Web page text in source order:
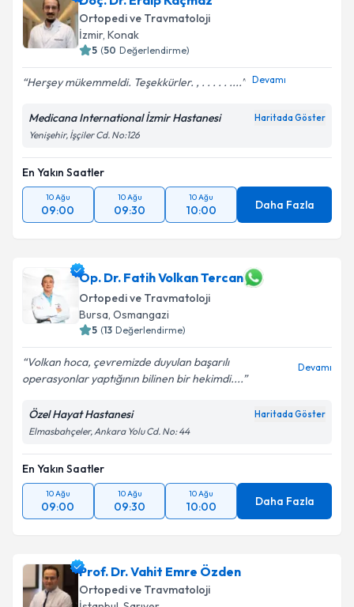
Doç. Dr. Eralp Kaçmaz
Ortopedi ve Travmatoloji
İzmir,Konak
( Değerlendirme)
Herşey mükemmeldi. Teşekkürler. , . . . . . ....
Medicana International İzmir Hastanesi
Yenişehir, İşçiler Cd. No:126
En Yakın Saatler
10 Ağu
09:00
10 Ağu
09:30
10 Ağu
10:00 Daha Fazla
Op. Dr. Fatih Volkan Tercan
Ortopedi ve Travmatoloji
Bursa, Osmangazi
( Değerlendirme)
Volkan hoca, çevremizde duyulan başarılı
operasyonlar yaptığının bilinen bir hekimdi....
Özel Hayat Hastanesi
Elmasbahçeler, Ankara Yolu Cd. No: 44
En Yakın Saatler
10 Ağu
09:00
10 Ağu
09:30
10 Ağu
10:00 Daha Fazla
Prof. Dr. Vahit Emre Özden
Ortopedi ve Travmatoloji